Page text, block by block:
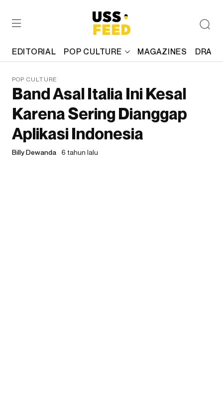
EDITORIAL POP CULTURE MAGAZINES
POP CULTURE
Band Asal Italia Ini Kesal
Karena Sering Dianggap
Aplikasi Indonesia
Billy Dewanda 6 tahun lalu